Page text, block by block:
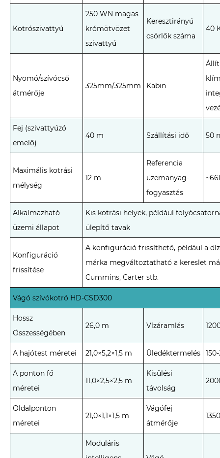
Kotrószivattyú
250 WN magas
krómötvözet
szivattyú
Keresztirányú
csörlők száma
40
Nyomó/szívócső
átmérője
325mm/325mm Kabin
Fej (szivattyúzó
emelő)
40 m Szállítási idő 50
Maximális kotrási
mélység
12 m
Referencia
üzemanyag-
fogyasztás
Alkalmazható
üzemi állapot
Kis kotrási helyek, például
ülepítő tavak
Konfiguráció
frissítése
A konfiguráció frissíthető, például a
márka megváltoztatható a kereslet
Cummins, Carter stb.
Vágó szívókotró HD-CSD300
Hossz
Összességében
26,0 m Vízáramlás
A hajótest méretei 21,0×5,2×1,5 m Üledéktermelés
A ponton fő
méretei
11,0×2,5×2,5 m
Kisülési
távolság
Oldalponton
méretei
21,0×1,1×1,5 m
Vágófej
átmérője
Moduláris